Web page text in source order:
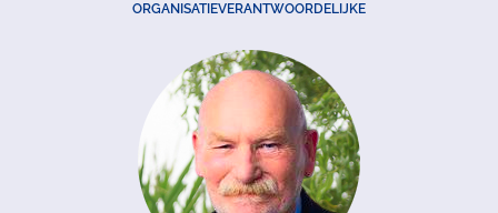
ORGANISATIEVERANTWOORDELIJKE